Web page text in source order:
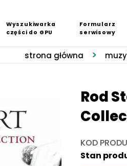
Wyszukiwarka
części do GPU
Formularz
serwisowy
strona główna
Rod
KOD
Stan